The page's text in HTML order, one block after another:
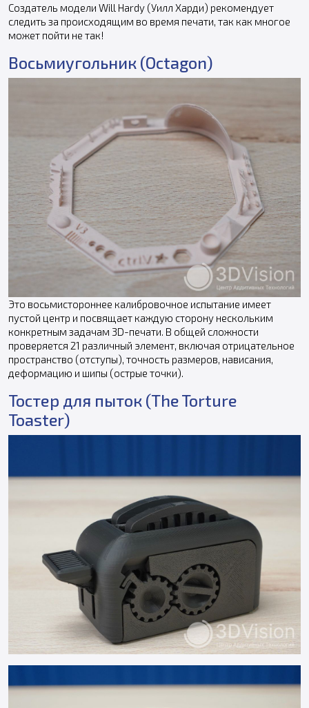
Создатель модели Will Hardy (Уилл Харди) рекомендует
следить за происходящим во время печати, так как многое
может пойти не так!
Восьмиугольник (Octagon)
Это восьмистороннее калибровочное испытание имеет
пустой центр и посвящает каждую сторону нескольким
конкретным задачам 3D-печати. В общей сложности
проверяется 21 различный элемент, включая отрицательное
пространство (отступы), точность размеров, нависания,
деформацию и шипы (острые точки).
Тостер для пыток (The Torture
Toaster)